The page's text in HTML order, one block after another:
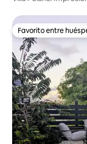
Favorito entre
Favorito entre